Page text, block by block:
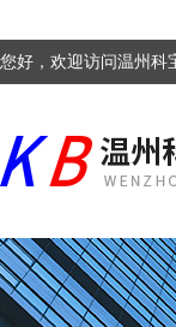
您好，欢迎访问温州科